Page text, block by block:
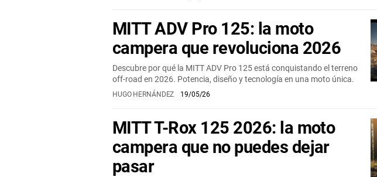
MITT ADV Pro 125: la moto
campera que revoluciona 2026
Descubre por qué la MITT ADV Pro 125 está conquistando el terreno
off-road en 2026. Potencia, diseño y tecnología en una moto única.
HUGO HERNÁNDEZ 19/05/26
MITT T-Rox 125 2026: la moto
campera que no puedes dejar
pasar